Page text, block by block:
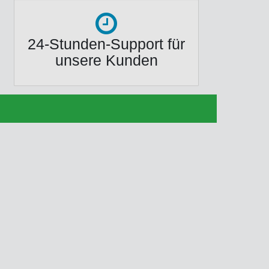
24-Stunden-Support für
unsere Kunden